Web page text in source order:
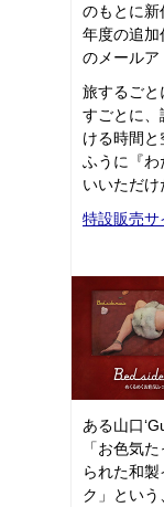
のもとに
年度の追加
のメールア
旅するごと
すごとに、
ける時間
ふうに『わ
いいただけ
特設販売サ
ある山口
「お色気
られた和
ク」とい